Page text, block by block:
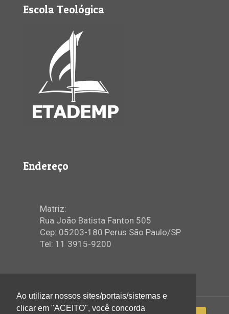
Escola Teológica
Endereço
Matriz:
Rua João Batista Fanton 505
Cep: 05203-180 Perus São Paulo/SP
Tel: 11 3915-9200
Ao utilizar nossos sites/portais/sistemas e
clicar em "ACEITO", você concorda